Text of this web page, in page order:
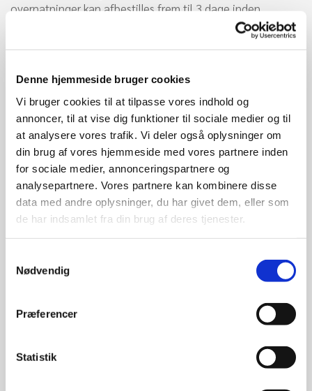
Denne hjemmeside bruger cookies
Vi bruger cookies til at tilpasse vores indhold og
annoncer, til at vise dig funktioner til sociale medier og til
at analysere vores trafik. Vi deler også oplysninger om
din brug af vores hjemmeside med vores partnere inden
for sociale medier, annonceringspartnere og
analysepartnere. Vores partnere kan kombinere disse
data med andre oplysninger, du har givet dem, eller som
de har indsamlet fra din brug af deres tjenester.
Nødvendig
Præferencer
Statistik
overnatninger kan afbestilles frem til 3 dage inden
ankomst senest kl. 11:00. Ved senere afbestilling skal
F.eks. en bestilling af værelse i 9 nætter med ankomst
d.10 marts kan afbestilles rettidigt frem til d. 7. marts kl.
11:00.
Afbestilles der senere end fristen betaler gæsten for 3
overnatninger, efter gældende listepriser.Ved udeblivelse
(no show) betaler gæsten for 3 overnatninger, efter
gældende listepriser.
30 overnatninger+:
Værelser eller lejligheder reserveret i mere end 29
overnatninger kan afbestilles med 7 dages varsel.
F.eks. en bestilling af værelse i 35 nætter med ankomst
Afbestilles der senere end fristen betaler gæsten for 7
(no show) betaler gæsten for 7 overnatninger, efter